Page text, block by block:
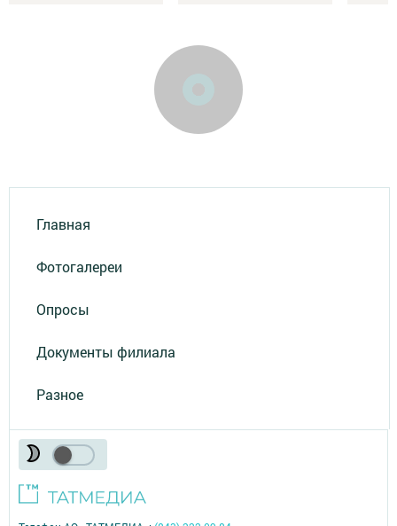
Главная
Фотогалереи
Опросы
Документы филиала
Разное